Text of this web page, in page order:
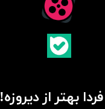
فردا بهتر از دیروزه!